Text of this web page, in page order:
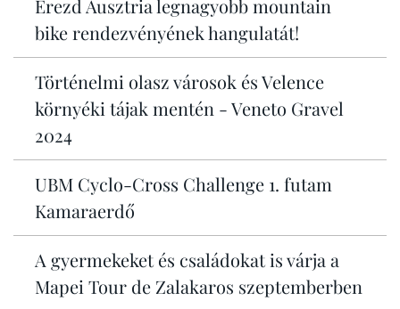
Érezd Ausztria legnagyobb mountain
bike rendezvényének hangulatát!
Történelmi olasz városok és Velence
környéki tájak mentén - Veneto Gravel
2024
UBM Cyclo-Cross Challenge 1. futam
Kamaraerdő
A gyermekeket és családokat is várja a
Mapei Tour de Zalakaros szeptemberben